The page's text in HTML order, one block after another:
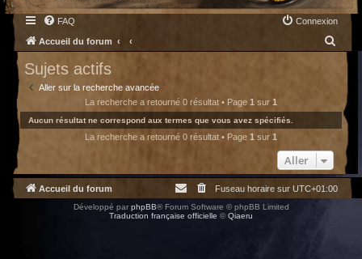
FAQ Connexion
Accueil du forum
h
Sujets actifs
Aller sur la recherche avancée
La recherche a retourné 0 résultat • Page 1 sur 1
Aucun résultat ne correspond aux termes que vous avez spécifiés.
La recherche a retourné 0 résultat • Page 1 sur 1
Aller
Accueil du forum Fuseau horaire sur UTC+01:00
Développé par phpBB® Forum Software © phpBB Limited
Traduction française officielle ©Qiaeru